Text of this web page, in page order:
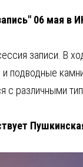
06 мая в
записи. В
с различными